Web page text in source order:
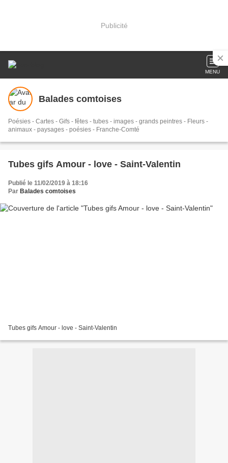
Publicité
MENU
Balades comtoises
Poésies - Cartes - Gifs - fêtes - tubes - images - grands peintres - Fleurs -
animaux - paysages - poésies - Franche-Comté
Tubes gifs Amour - love - Saint-Valentin
Publié le 11/02/2019 à 18:16
Par Balades comtoises
Tubes gifs Amour - love - Saint-Valentin